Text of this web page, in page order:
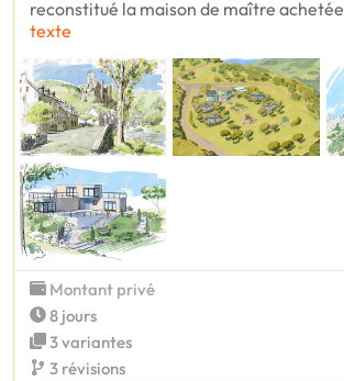
reconstitué la maison de maître achetée
texte
Montant privé
8 jours
3 variantes
3 révisions